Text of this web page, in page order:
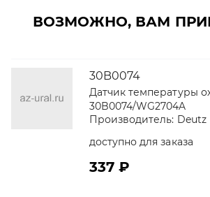
ВОЗМОЖНО, ВАМ
30B0074
Датчик температуры
30B0074/WG2704A
Производитель: Deutz
доступно для заказа
337 ₽